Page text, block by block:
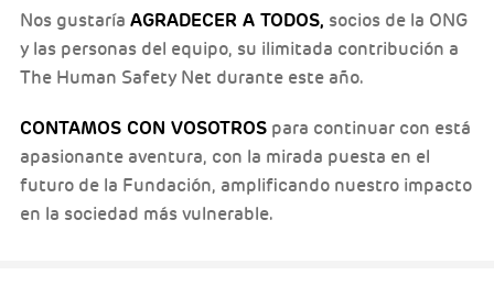
Nos gustaría AGRADECER A TODOS, socios de la ONG
y las personas del equipo, su ilimitada contribución a
The Human Safety Net durante este año.
CONTAMOS CON VOSOTROS para continuar con está
apasionante aventura, con la mirada puesta en el
futuro de la Fundación, amplificando nuestro impacto
en la sociedad más vulnerable.